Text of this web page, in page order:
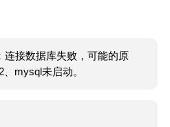
连接数据库失败，可能的原
mysql未启动。